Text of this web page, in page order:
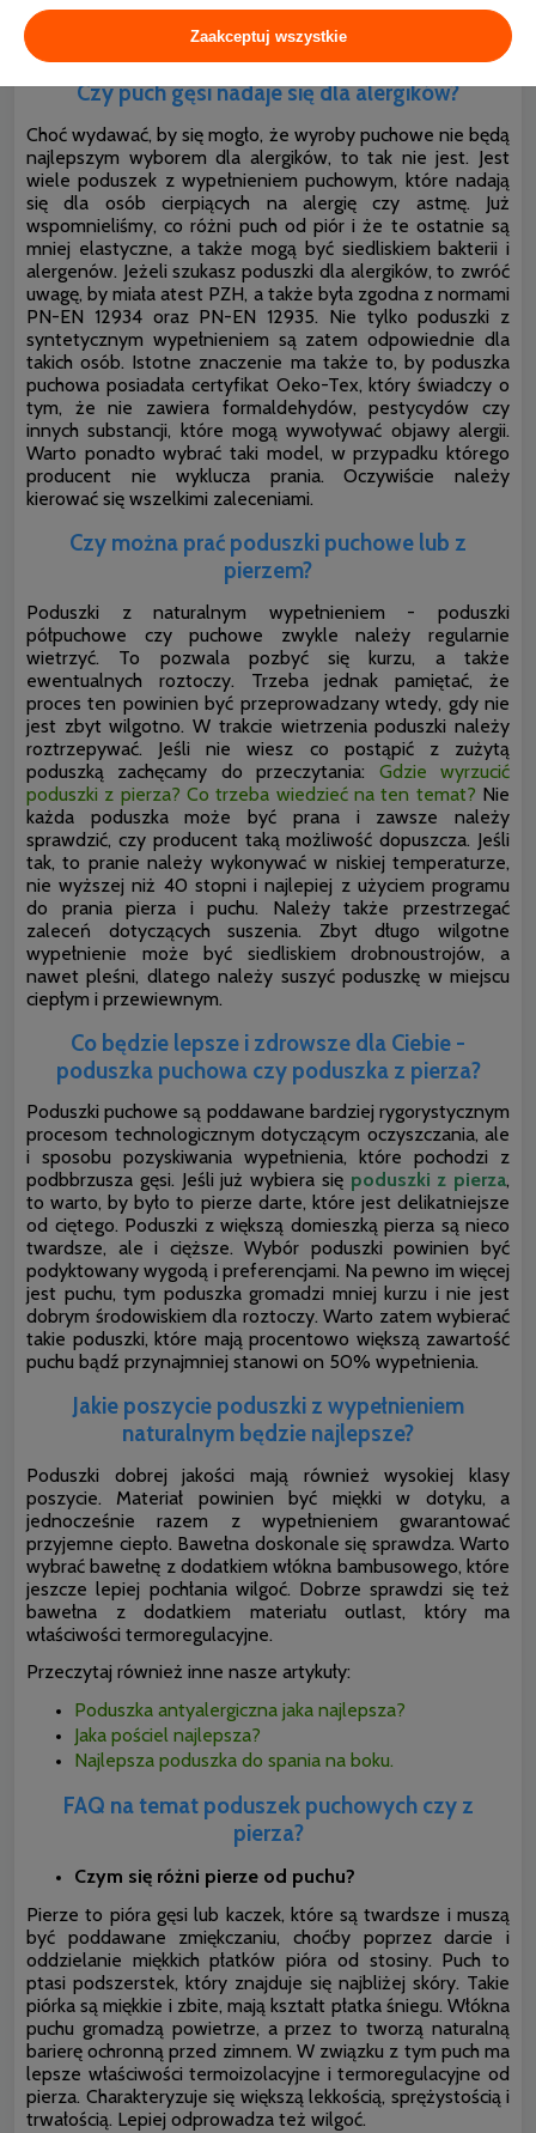
dodatkowo poddany procesom technologicznym jest
zawsze lepszym wyborem.
Czy puch gęsi nadaje się dla alergików?
Choć wydawać, by się mogło, że wyroby puchowe nie będą
najlepszym wyborem dla alergików, to tak nie jest. Jest
wiele poduszek z wypełnieniem puchowym, które nadają
się dla osób cierpiących na alergię czy astmę. Już
wspomnieliśmy, co różni puch od piór i że te ostatnie są
mniej elastyczne, a także mogą być siedliskiem bakterii i
alergenów. Jeżeli szukasz poduszki dla alergików, to zwróć
uwagę, by miała atest PZH, a także była zgodna z normami
PN-EN 12934 oraz PN-EN 12935. Nie tylko poduszki z
syntetycznym wypełnieniem są zatem odpowiednie dla
takich osób. Istotne znaczenie ma także to, by poduszka
puchowa posiadała certyfikat Oeko-Tex, który świadczy o
tym, że nie zawiera formaldehydów, pestycydów czy
innych substancji, które mogą wywoływać objawy alergii.
Warto ponadto wybrać taki model, w przypadku którego
producent nie wyklucza prania. Oczywiście należy
kierować się wszelkimi zaleceniami.
Czy można prać poduszki puchowe lub z
pierzem?
Poduszki z naturalnym wypełnieniem - poduszki
półpuchowe czy puchowe zwykle należy regularnie
wietrzyć. To pozwala pozbyć się kurzu, a także
ewentualnych roztoczy. Trzeba jednak pamiętać, że
proces ten powinien być przeprowadzany wtedy, gdy nie
jest zbyt wilgotno. W trakcie wietrzenia poduszki należy
roztrzepywać. Jeśli nie wiesz co postąpić z zużytą
poduszką zachęcamy do przeczytania: Gdzie wyrzucić
poduszki z pierza? Co trzeba wiedzieć na ten temat? Nie
każda poduszka może być prana i zawsze należy
sprawdzić, czy producent taką możliwość dopuszcza. Jeśli
tak, to pranie należy wykonywać w niskiej temperaturze,
nie wyższej niż 40 stopni i najlepiej z użyciem programu
do prania pierza i puchu. Należy także przestrzegać
zaleceń dotyczących suszenia. Zbyt długo wilgotne
wypełnienie może być siedliskiem drobnoustrojów, a
nawet pleśni, dlatego należy suszyć poduszkę w miejscu
ciepłym i przewiewnym.
Co będzie lepsze i zdrowsze dla Ciebie -
poduszka puchowa czy poduszka z pierza?
Poduszki puchowe są poddawane bardziej rygorystycznym
procesom technologicznym dotyczącym oczyszczania, ale
i sposobu pozyskiwania wypełnienia, które pochodzi z
podbbrzusza gęsi. Jeśli już wybiera się poduszki z pierza,
to warto, by było to pierze darte, które jest delikatniejsze
od ciętego. Poduszki z większą domieszką pierza są nieco
twardsze, ale i cięższe. Wybór poduszki powinien być
podyktowany wygodą i preferencjami. Na pewno im więcej
jest puchu, tym poduszka gromadzi mniej kurzu i nie jest
dobrym środowiskiem dla roztoczy. Warto zatem wybierać
takie poduszki, które mają procentowo większą zawartość
puchu bądź przynajmniej stanowi on 50% wypełnienia.
Jakie poszycie poduszki z wypełnieniem
naturalnym będzie najlepsze?
Poduszki dobrej jakości mają również wysokiej klasy
poszycie. Materiał powinien być miękki w dotyku, a
jednocześnie razem z wypełnieniem gwarantować
przyjemne ciepło. Bawełna doskonale się sprawdza. Warto
wybrać bawełnę z dodatkiem włókna bambusowego, które
jeszcze lepiej pochłania wilgoć. Dobrze sprawdzi się też
bawełna z dodatkiem materiału outlast, który ma
właściwości termoregulacyjne.
Przeczytaj również inne nasze artykuły:
Poduszka antyalergiczna jaka najlepsza?
Jaka pościel najlepsza?
Najlepsza poduszka do spania na boku.
FAQ na temat poduszek puchowych czy z
pierza?
Czym się różni pierze od puchu?
Pierze to pióra gęsi lub kaczek, które są twardsze i muszą
być poddawane zmiękczaniu, choćby poprzez darcie i
oddzielanie miękkich płatków pióra od stosiny. Puch to
ptasi podszerstek, który znajduje się najbliżej skóry. Takie
piórka są miękkie i zbite, mają kształt płatka śniegu. Włókna
puchu gromadzą powietrze, a przez to tworzą naturalną
barierę ochronną przed zimnem. W związku z tym puch ma
lepsze właściwości termoizolacyjne i termoregulacyjne od
pierza. Charakteryzuje się większą lekkością, sprężystością i
trwałością. Lepiej odprowadza też wilgoć.
Zaakceptuj wszystkie